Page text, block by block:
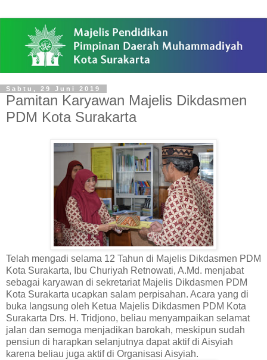
Sabtu, 29 Juni 2019
Pamitan Karyawan Majelis Dikdasmen
PDM Kota Surakarta
Telah mengadi selama 12 Tahun di Majelis Dikdasmen PDM
Kota Surakarta, Ibu Churiyah Retnowati, A.Md. menjabat
sebagai karyawan di sekretariat Majelis Dikdasmen PDM
Kota Surakarta ucapkan salam perpisahan. Acara yang di
buka langsung oleh Ketua Majelis Dikdasmen PDM Kota
Surakarta Drs. H. Tridjono, beliau menyampaikan selamat
jalan dan semoga menjadikan barokah, meskipun sudah
pensiun di harapkan selanjutnya dapat aktif di Aisyiah
karena beliau juga aktif di Organisasi Aisyiah.